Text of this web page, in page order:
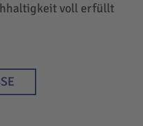
voll erfüllt